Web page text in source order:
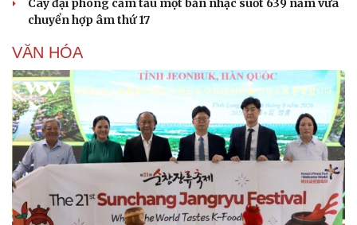
Văn hóa
Sân khấu - Điện ảnh
Văn học
Âm nhạc
Di sản
Giải trí
Nghệ sĩ
Thời trang
Sao Việt
Cây đại phong cầm tấu một bản nhạc suốt 639 năm vừa
chuyển hợp âm thứ 17
VĂN HÓA